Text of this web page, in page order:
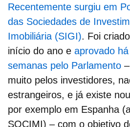
Recentemente surgiu em
das Sociedades de
Imobiliária (SIGI). Foi
início do ano e aprovado
semanas pelo Parlamento
muito pelos investidores,
estrangeiros, e já existe
por exemplo em Espanha
SOCIMI) – com o objetivo